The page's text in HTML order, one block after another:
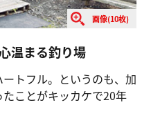
画像(10枚)
温まる釣り場
トフル。というのも、加
ことがキッカケで20年